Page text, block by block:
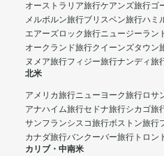
オーストラリア旅行ケアンズ旅行ゴ
メルボルン旅行ブリスベン旅行ハミ
エアーズロック旅行ニュージーラン
オークランド旅行クイーンズタウン
ヌメア旅行フィジー旅行ナンディ旅
北米
アメリカ旅行ニューヨーク旅行ロサ
アナハイム旅行セドナ旅行シカゴ旅
サンフランシスコ旅行ボストン旅行
カナダ旅行バンクーバー旅行 トロン
カリブ・中南米